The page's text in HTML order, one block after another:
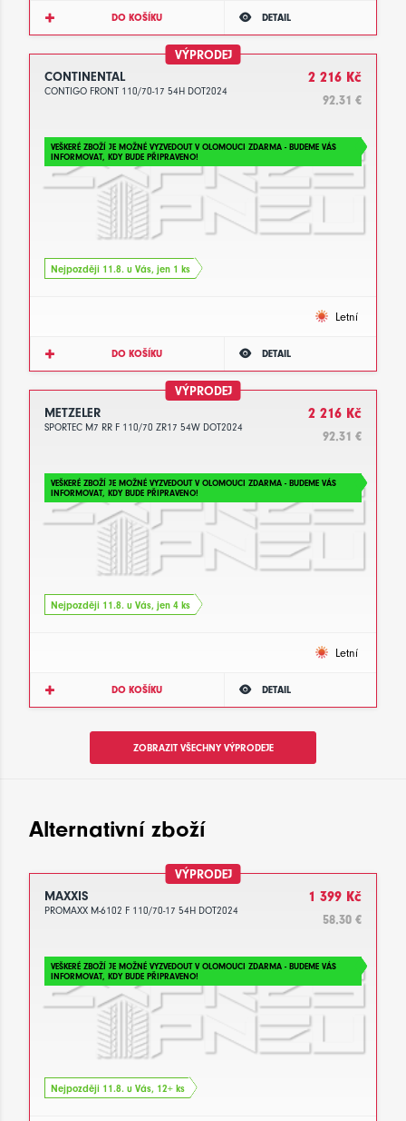
DO KOŠÍKU DETAIL
VÝPRODEJ
CONTINENTAL
CONTIGO FRONT 110/70-17 54H DOT2024
2 216 Kč
92.31 €
VEŠKERÉ ZBOŽÍ JE MOŽNÉ VYZVEDOUT V OLOMOUCI ZDARMA - BUDEME VÁS
INFORMOVAT, KDY BUDE PŘIPRAVENO!
Nejpozději 11.8. u Vás, jen 1 ks
Letní
DO KOŠÍKU DETAIL
VÝPRODEJ
METZELER
SPORTEC M7 RR F 110/70 ZR17 54W DOT2024
2 216 Kč
92.31 €
VEŠKERÉ ZBOŽÍ JE MOŽNÉ VYZVEDOUT V OLOMOUCI ZDARMA - BUDEME VÁS
INFORMOVAT, KDY BUDE PŘIPRAVENO!
Nejpozději 11.8. u Vás, jen 4 ks
Letní
DO KOŠÍKU DETAIL
ZOBRAZIT VŠECHNY VÝPRODEJE
Alternativní zboží
VÝPRODEJ
MAXXIS
PROMAXX M-6102 F 110/70-17 54H DOT2024
1 399 Kč
58.30 €
VEŠKERÉ ZBOŽÍ JE MOŽNÉ VYZVEDOUT V OLOMOUCI ZDARMA - BUDEME VÁS
INFORMOVAT, KDY BUDE PŘIPRAVENO!
Nejpozději 11.8. u Vás, 12+ ks